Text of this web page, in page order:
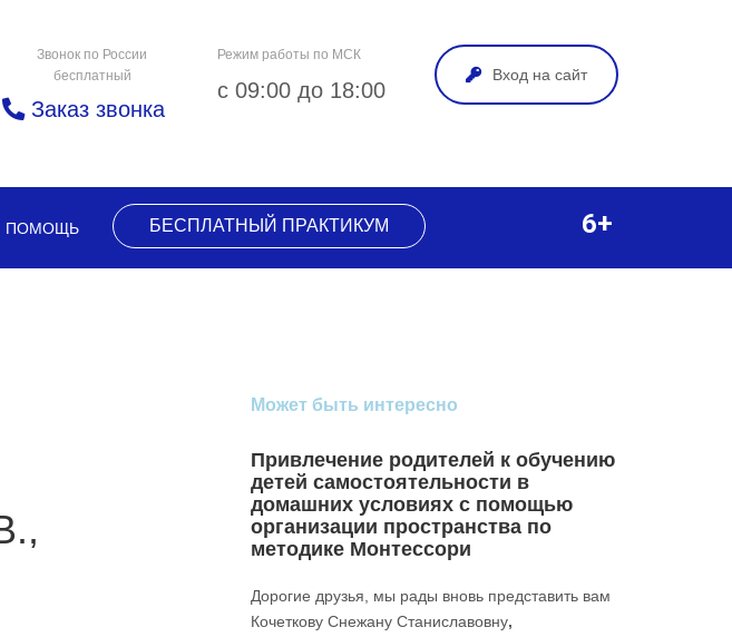
Звонок по России
бесплатный
Заказ звонка
Режим работы по МСК
с 09:00 до 18:00
Вход на сайт
ПОМОЩЬ БЕСПЛАТНЫЙ ПРАКТИКУМ 6+
Может быть интересно
Привлечение родителей к обучению
детей самостоятельности в
домашних условиях с помощью
организации пространства по
методике Монтессори
Дорогие друзья, мы рады вновь представить вам
Кочеткову Снежану Станиславовну,